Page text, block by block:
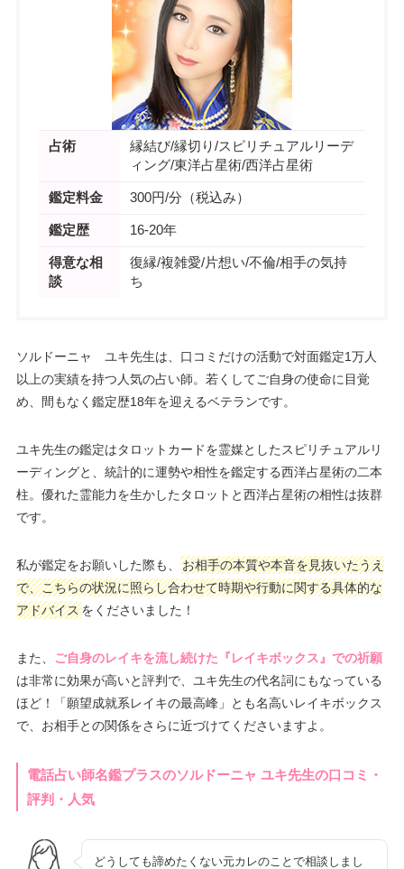
占術
縁結び/縁切り/スピリチュアルリーデ
ィング/東洋占星術/西洋占星術
鑑定料金 300円/分（税込み）
鑑定歴 16-20年
得意な相
談
復縁/複雑愛/片想い/不倫/相手の気持
ち
ソルドーニャ ユキ先生は、口コミだけの活動で対面鑑定1万人
以上の実績を持つ人気の占い師。若くしてご自身の使命に目覚
め、間もなく鑑定歴18年を迎えるベテランです。
ユキ先生の鑑定はタロットカードを霊媒としたスピリチュアルリ
ーディングと、統計的に運勢や相性を鑑定する西洋占星術の二本
柱。優れた霊能力を生かしたタロットと西洋占星術の相性は抜群
です。
私が鑑定をお願いした際も、
お相手の本質や本音を見抜いたうえ
で、こちらの状況に照らし合わせて時期や行動に関する具体的な
アドバイスをくださいました！
また、 ご自身のレイキを流し続けた『レイキボックス』での祈願
は非常に効果が高いと評判で、ユキ先生の代名詞にもなっている
ほど！「願望成就系レイキの最高峰」とも名高いレイキボックス
で、お相手との関係をさらに近づけてくださいますよ。
電話占い師名鑑プラスのソルドーニャ ユキ先生の口コミ・
評判・人気
どうしても諦めたくない元カレのことで相談しまし